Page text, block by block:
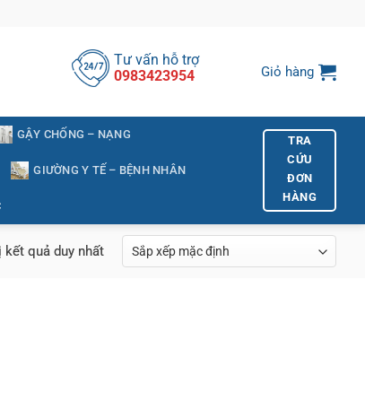
Tư vấn hỗ trợ
0983423954
Giỏ hàng
GẬY CHỐNG – NẠNG
GIƯỜNG Y TẾ – BỆNH NHÂN
TRA
CỨU
ĐƠN
HÀNG
kết quả duy nhất